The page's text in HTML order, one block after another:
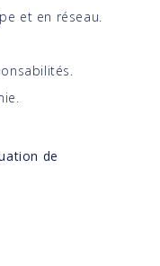
et en réseau.
de